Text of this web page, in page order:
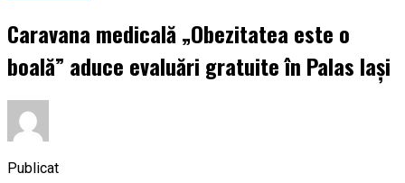
Caravana medicală „Obezitatea este o
boală” aduce evaluări gratuite în Palas Iași
Publicat